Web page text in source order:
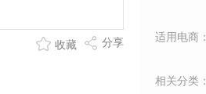
分享
收藏
适用电商：
相关分类：